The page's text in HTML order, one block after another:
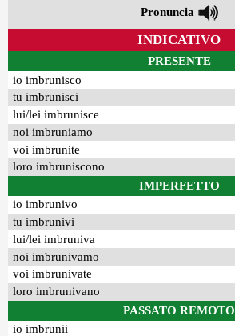
Pronuncia
INDICATIVO
PRESENTE
io imbrunisco
tu imbrunisci
lui/lei imbrunisce
noi imbruniamo
voi imbrunite
loro imbruniscono
IMPERFETTO
io imbrunivo
tu imbrunivi
lui/lei imbruniva
noi imbrunivamo
voi imbrunivate
loro imbrunivano
PASSATO REMOTO
io imbrunii